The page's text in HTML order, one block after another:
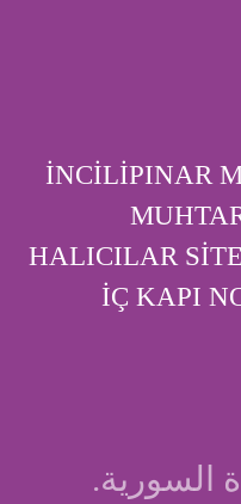
İNCİLİPINAR
HALICILAR
İÇ KAPI
السورية.